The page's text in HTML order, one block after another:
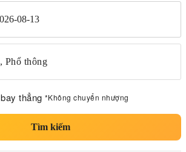
08-13
Phổ thông
thẳng *Không chuyển nhượng
Tìm kiếm